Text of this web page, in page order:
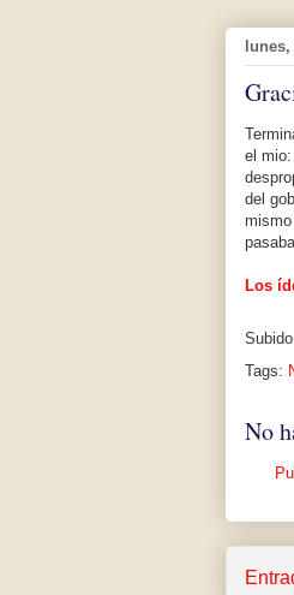
lunes,
el
del
Los
Tags:
No